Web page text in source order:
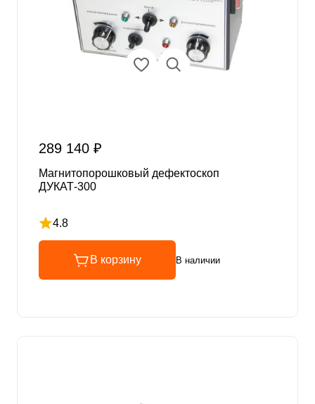
289 140 ₽
Магнитопорошковый дефектоскоп
ДУКАТ-300
4.8
Рейтинг 4.8 из 5
В корзину В наличии